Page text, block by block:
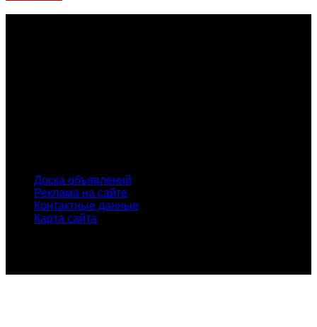
Доска объявлений
Реклама на сайте
Контактные данные
Карта сайта